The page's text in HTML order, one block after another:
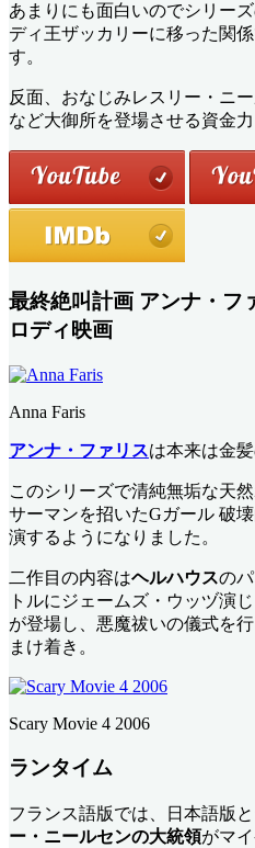
あまりにも面白いのでシリー
ディ王ザッカリーに移った関
す。
反面、おなじみレスリー・ニ
など大御所を登場させる資金力
最終絶叫計画 アンナ・フ
ロディ映画
Anna Faris
アンナ・ファリスは本来は金
このシリーズで清純無垢な天
サーマンを招いたGガール 破
演するようになりました。
二作目の内容はヘルハウスの
トルにジェームズ・ウッヅ演
が登場し、悪魔祓いの儀式を
まけ着き。
Scary Movie 4 2006
ランタイム
フランス語版では、日本語版
ー・ニールセンの大統領がマ